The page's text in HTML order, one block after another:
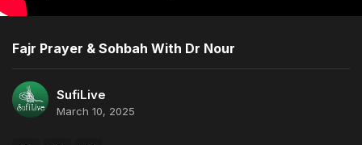
Fajr Prayer & Sohbah With Dr Nour
SufiLive
March 10, 2025